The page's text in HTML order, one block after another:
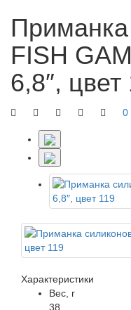
FISH
6,8″, цвет
0
Характеристики
Вес, г
38